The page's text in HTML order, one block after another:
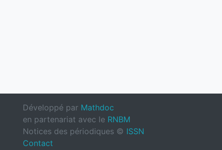
Développé par Mathdoc
en partenariat avec le RNBM
Notices des périodiques © ISSN
Contact